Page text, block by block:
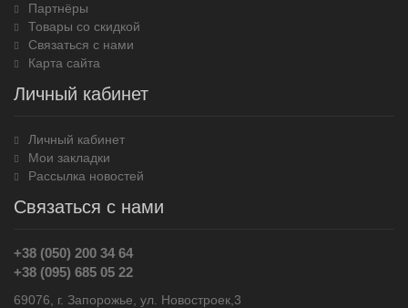
Партнёры
Товары со скидкой
Связаться с нами
Карта сайта
Личный кабинет
Личный кабинет
Мои закладки
Рассылка новостей
Связаться с нами
+38 (050) 200 34 64
+38 (095) 685 05 22
69076, г. Запорожье, ул. Новостроек,3